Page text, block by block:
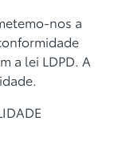
nos a
a lei LDPD. A